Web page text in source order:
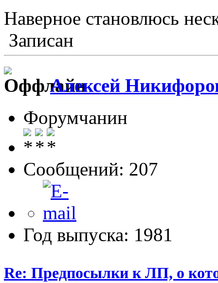
Наверное становлюсь
Записан
Алексей
Форумчанин
Сообщений: 207
Год выпуска: 1981
Re: Предпосылки к ЛП, о